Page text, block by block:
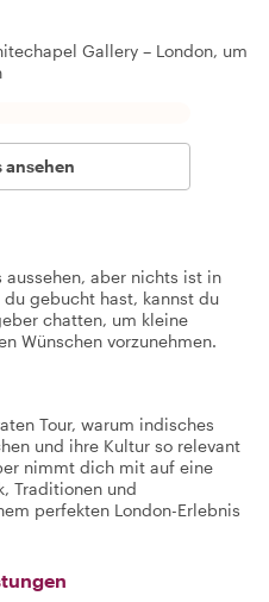
Gallery – London, um
ansehen
aussehen, aber nichts ist in
gebucht hast, kannst du
chatten, um kleine
Wünschen vorzunehmen.
Tour, warum indisches
und ihre Kultur so relevant
nimmt dich mit auf eine
Traditionen und
perfekten London-Erlebnis